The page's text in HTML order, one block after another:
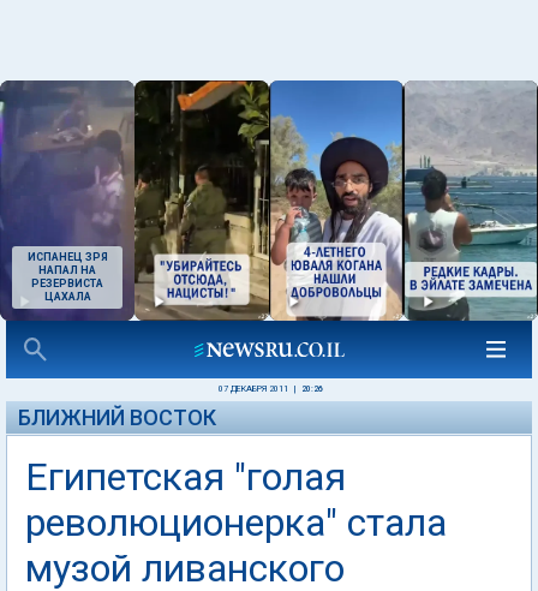
ИСПАНЕЦ ЗРЯ
НАПАЛ НА
РЕЗЕРВИСТА
ЦАХАЛА
07 ДЕКАБРЯ 2011 20:26
БЛИЖНИЙ ВОСТОК
Египетская "голая
революционерка" стала
музой ливанского